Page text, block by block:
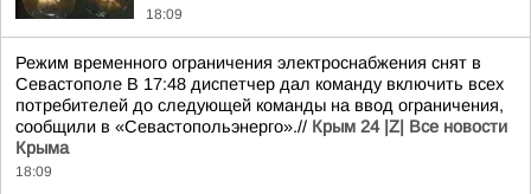
18:09
Режим временного ограничения электроснабжения снят в
Севастополе В 17:48 диспетчер дал команду включить всех
потребителей до следующей команды на ввод ограничения,
сообщили в «Севастопольэнерго».// Крым 24 |Z| Все новости
Крыма
18:09